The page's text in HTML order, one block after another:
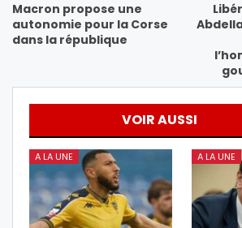
Macron propose une
autonomie pour la Corse
dans la république
VOIR AUSSI
A LA UNE A LA UNE